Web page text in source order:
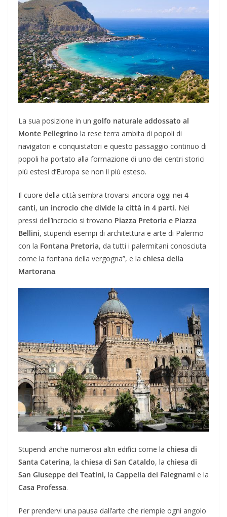
La sua posizione in un golfo naturale addossato al
Monte Pellegrino la rese terra ambita di popoli di
navigatori e conquistatori e questo passaggio continuo di
popoli ha portato alla formazione di uno dei centri storici
più estesi d’Europa se non il più esteso.
Il cuore della città sembra trovarsi ancora oggi nei 4
canti, un incrocio che divide la città in 4 parti. Nei
pressi dell’incrocio si trovano Piazza Pretoria e Piazza
Bellini, stupendi esempi di architettura e arte di Palermo
con la Fontana Pretoria, da tutti i palermitani conosciuta
come la fontana della vergogna”, e la chiesa della
Martorana.
Stupendi anche numerosi altri edifici come la chiesa di
Santa Caterina, la chiesa di San Cataldo, la chiesa di
San Giuseppe dei Teatini, la Cappella dei Falegnami e la
Casa Professa.
Per prendervi una pausa dall’arte che riempie ogni angolo